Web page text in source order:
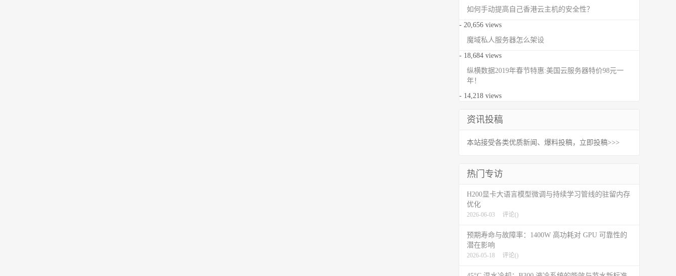
如何手动提高自己香港云主机的安全性？
- 20,656 views
魔域私人服务器怎么架设
- 18,684 views
纵横数据2019年春节特惠:美国云服务器特价98元一
年！
- 14,218 views
资讯投稿
本站接受各类优质新闻、爆料投稿，立即投稿>>>
热门专访
H200显卡大语言模型微调与持续学习管线的驻留内存
优化
2026-06-03 评论()
预期寿命与故障率：1400W 高功耗对 GPU 可靠性的
潜在影响
2026-05-18 评论()